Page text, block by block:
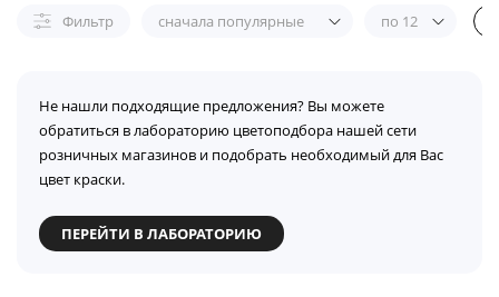
Фильтр сначала популярные по 12
Не нашли подходящие предложения? Вы можете
обратиться в лабораторию цветоподбора нашей сети
розничных магазинов и подобрать необходимый для Вас
цвет краски.
ПЕРЕЙТИ В ЛАБОРАТОРИЮ